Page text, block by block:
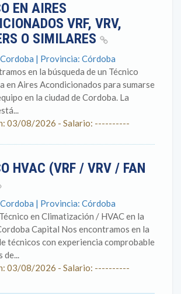
EN AIRES
VRF, VRV,
O SIMILARES
| Provincia: Córdoba
en la búsqueda de un Técnico
en Aires Acondicionados para sumarse
en la ciudad de Cordoba. La
03/08/2026 - Salario: ----------
HVAC (VRF / VRV / FAN
| Provincia: Córdoba
en Climatización / HVAC en la
Capital Nos encontramos en la
técnicos con experiencia comprobable
de...
03/08/2026 - Salario: ----------